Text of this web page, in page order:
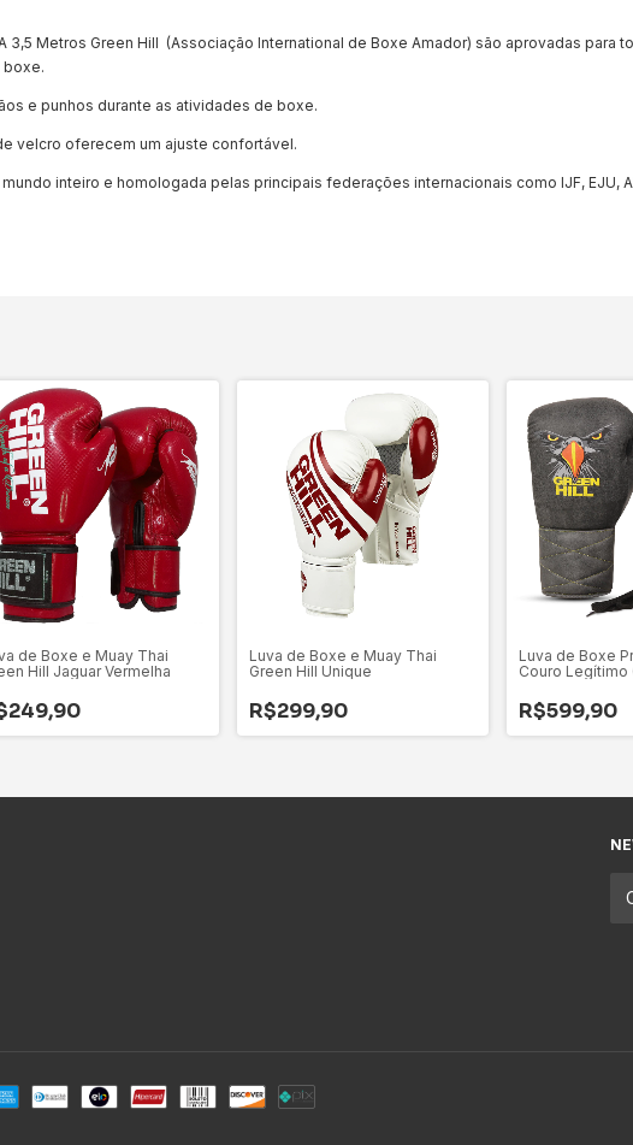
3,5 Metros Green Hill (Associação International de Boxe Amador) são aprovadas para
boxe.
e punhos durante as atividades de boxe.
velcro oferecem um ajuste confortável.
inteiro e homologada pelas principais federações internacionais como IJF, EJU,
de Boxe e Muay Thai
Hill Jaguar Vermelha
Luva de Boxe e Muay Thai
Green Hill Unique
R$299,90
Luva de Boxe
Couro Legítimo
R$599,90